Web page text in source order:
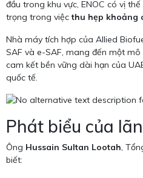
đầu trong khu vực, ENOC có vị
trọng trong việcthu hẹp khoảng
Nhà máy tích hợp của Allied
SAF và e-SAF, mang đến một
cam kết bền vững dài hạn của
quốc tế.
Phát biểu của
Ông Hussain Sultan Lootah,
biết: